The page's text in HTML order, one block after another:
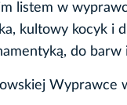
listem w
kultowy kocyk i
do barw
Wyprawce